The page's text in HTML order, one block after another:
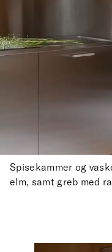
Spisekammer og
elm, samt greb med